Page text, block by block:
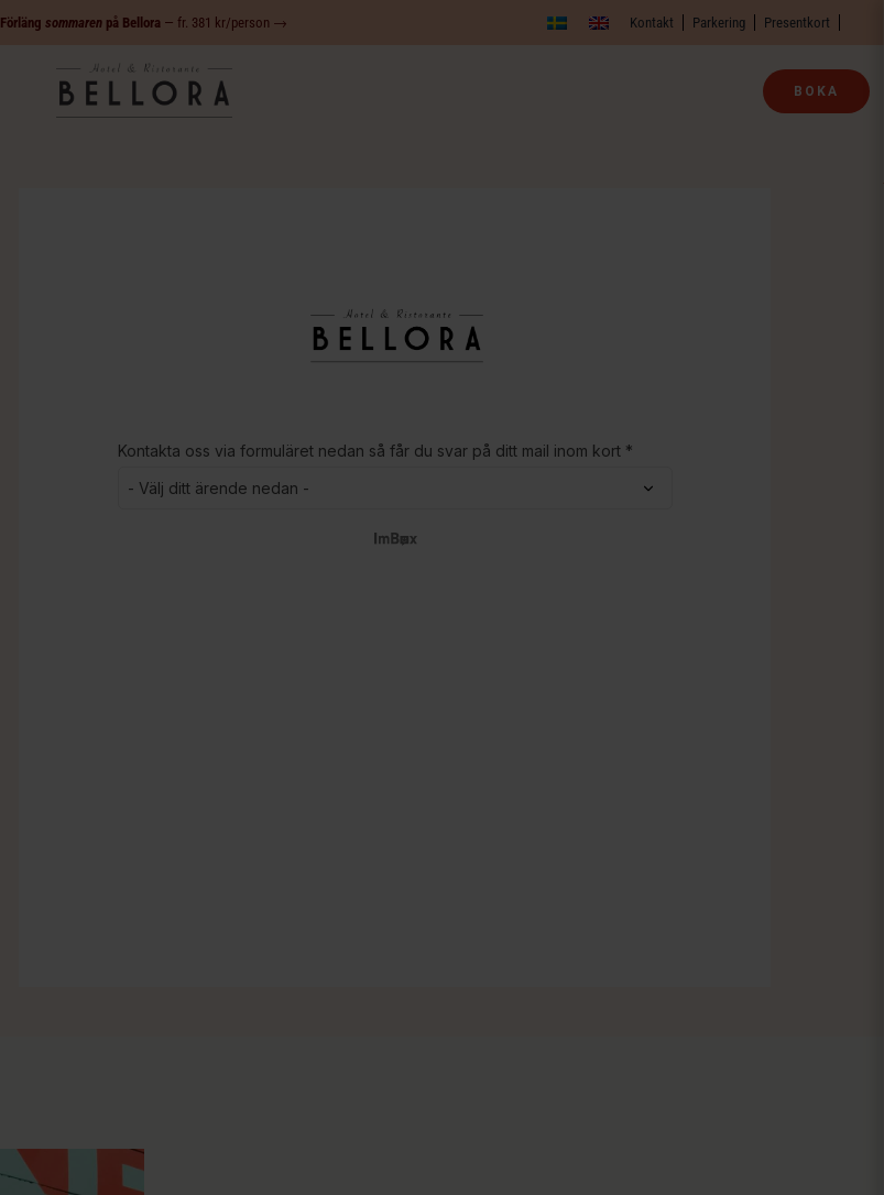
Förlängsommaren på Bellora — fr. 381 kr/person → Kontakt Parkering Presentkort
BOKA